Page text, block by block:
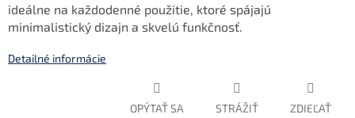
ideálne na každodenné použitie, ktoré spájajú
minimalistický dizajn a skvelú funkčnosť.
Detailné informácie
OPÝTAŤ SA STRÁŽIŤ ZDIEĽAŤ